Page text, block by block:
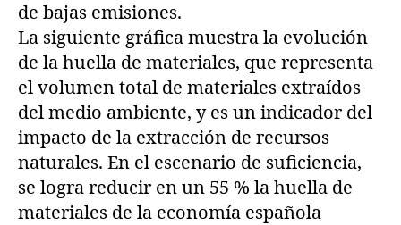
de bajas emisiones.
La siguiente gráfica muestra la evolución
de la huella de materiales, que representa
el volumen total de materiales extraídos
del medio ambiente, y es un indicador del
impacto de la extracción de recursos
naturales. En el escenario de suficiencia,
se logra reducir en un 55 % la huella de
materiales de la economía española